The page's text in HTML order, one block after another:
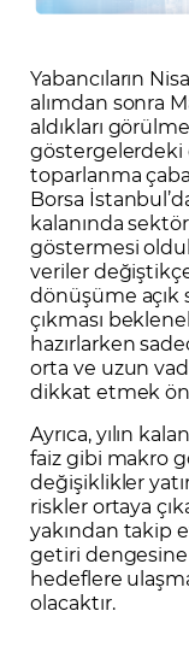
Yabancıların
alımdan sonra
aldıkları
göstergelerdeki
toparlanma
Borsa
kalanında
göstermesi
veriler
dönüşüme
çıkması
hazırlarken
orta ve uzun
dikkat etmek
Ayrıca, yılın
faiz gibi makro
değişiklikler
riskler ortaya
yakından takip
getiri
hedeflere
olacaktır.